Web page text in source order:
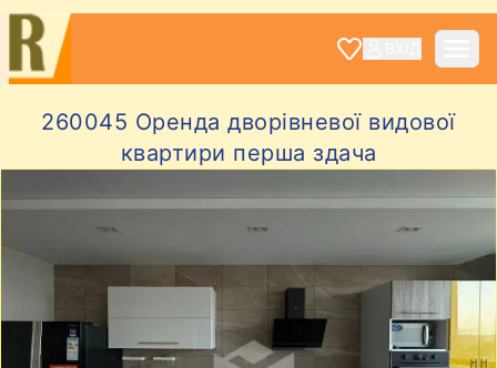
260045 Оренда дворівневої видової
квартири перша здача